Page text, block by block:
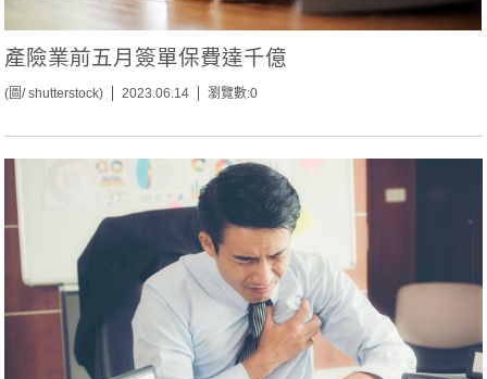
產險業前五月簽單保費達千億
(圖/ shutterstock) 2023.06.14 瀏覽數:0